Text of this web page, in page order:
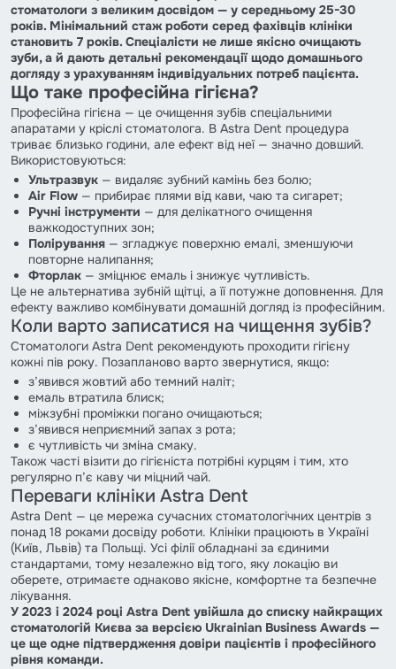
стоматологи з великим досвідом — у середньому 25-30
років. Мінімальний стаж роботи серед фахівців клініки
становить 7 років. Спеціалісти не лише якісно очищають
зуби, а й дають детальні рекомендації щодо домашнього
догляду з урахуванням індивідуальних потреб пацієнта.
Що таке професійна гігієна?
Професійна гігієна — це очищення зубів спеціальними
апаратами у кріслі стоматолога. В Astra Dent процедура
триває близько години, але ефект від неї — значно довший.
Використовуються:
Ультразвук — видаляє зубний камінь без болю;
Air Flow — прибирає плями від кави, чаю та сигарет;
Ручні інструменти — для делікатного очищення
важкодоступних зон;
Полірування — згладжує поверхню емалі, зменшуючи
повторне налипання;
Фторлак — зміцнює емаль і знижує чутливість.
Це не альтернатива зубній щітці, а її потужне доповнення. Для
ефекту важливо комбінувати домашній догляд із професійним.
Коли варто записатися на чищення зубів?
Стоматологи Astra Dent рекомендують проходити гігієну
кожні пів року. Позапланово варто звернутися, якщо:
з’явився жовтий або темний наліт;
емаль втратила блиск;
міжзубні проміжки погано очищаються;
з’явився неприємний запах з рота;
є чутливість чи зміна смаку.
Також часті візити до гігієніста потрібні курцям і тим, хто
регулярно п’є каву чи міцний чай.
Переваги клініки Astra Dent
Astra Dent — це мережа сучасних стоматологічних центрів з
понад 18 роками досвіду роботи. Клініки працюють в Україні
(Київ, Львів) та Польщі. Усі філії обладнані за єдиними
стандартами, тому незалежно від того, яку локацію ви
оберете, отримаєте однаково якісне, комфортне та безпечне
лікування.
У 2023 і 2024 році Astra Dent увійшла до списку найкращих
стоматологій Києва за версією Ukrainian Business Awards —
це ще одне підтвердження довіри пацієнтів і професійного
рівня команди.